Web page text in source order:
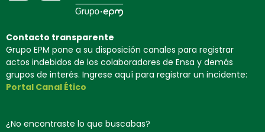
Contacto transparente
Grupo EPM pone a su disposición canales para registrar
actos indebidos de los colaboradores de Ensa y demás
grupos de interés. Ingrese aquí para registrar un incidente:
Portal Canal Ético
¿No encontraste lo que buscabas?